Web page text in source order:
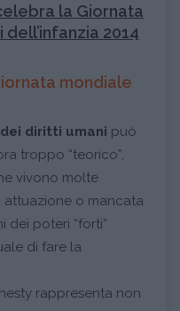
la Giornata
2014
mondiale
diritti umani può
troppo “teorico”,
vivono molte
o mancata
dei poteri “forti”
di fare la
rappresenta non